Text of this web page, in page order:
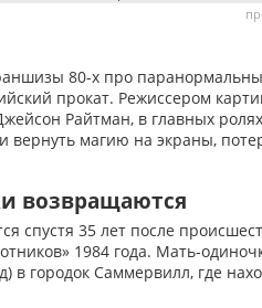
80-х про
прокат. Режиссером
Райтман, в главных
вернуть магию на экраны,
возвращаются
спустя 35 лет после
1984 года. Мать-
в городок Саммервилл, где